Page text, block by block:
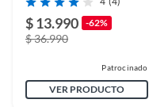
$ 13.990 -62%
$ 36.990
Patrocinado
VER PRODUCTO